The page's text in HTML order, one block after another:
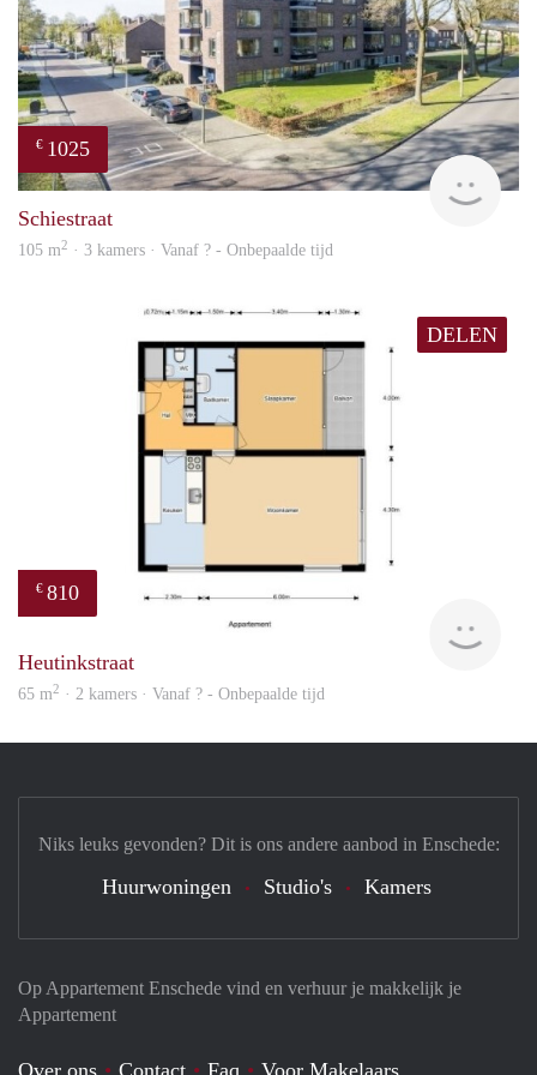
€ 1025
Schiestraat
105 m2 · 3 kamers · Vanaf ? - Onbepaalde tijd
DELEN
€ 810
Heutinkstraat
65 m2 · 2 kamers · Vanaf ? - Onbepaalde tijd
Op Appartement Enschede vind en verhuur je makkelijk je
Appartement
Over ons Contact Faq Voor Makelaars
Niks leuks gevonden? Dit is ons andere aanbod in Enschede:
Huurwoningen Studio's Kamers